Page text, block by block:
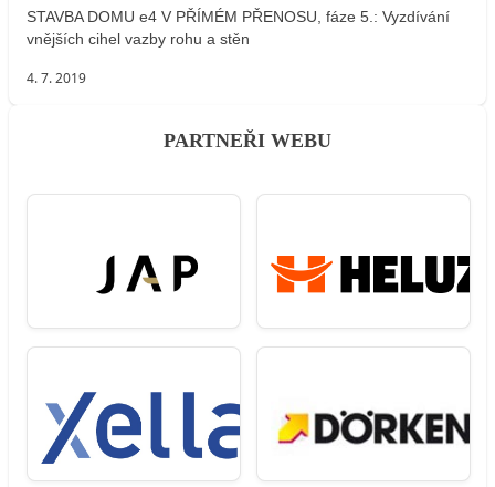
STAVBA DOMU e4 V PŘÍMÉM PŘENOSU, fáze 5.: Vyzdívání
vnějších cihel vazby rohu a stěn
4. 7. 2019
PARTNEŘI WEBU